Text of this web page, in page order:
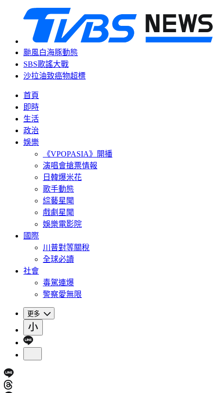
颱風白海豚動態
SBS歌謠大戰
沙拉油致癌物超標
首頁
即時
生活
政治
娛樂
《VPOPASIA》開播
演唱會搶票情報
日韓爆米花
歌手動態
綜藝星聞
戲劇星聞
娛樂電影院
國際
川普對等關稅
全球必讀
社會
毒駕連爆
警察愛無限
更多